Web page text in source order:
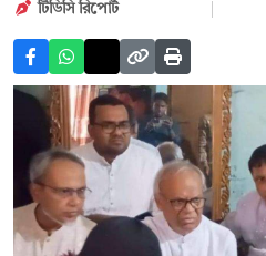
টিডিসি রিপোর্ট